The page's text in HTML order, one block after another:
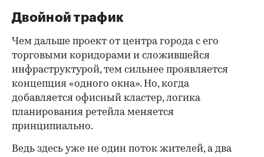
Двойной трафик
Чем дальше проект от центра города с его
торговыми коридорами и сложившейся
инфраструктурой, тем сильнее проявляется
концепция «одного окна». Но, когда
добавляется офисный кластер, логика
планирования ретейла меняется
принципиально.
Ведь здесь уже не один поток жителей, а два